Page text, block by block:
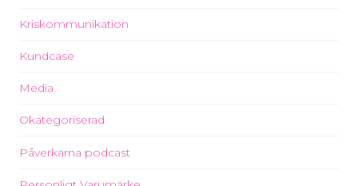
Kriskommunikation
Kundcase
Media
Okategoriserad
Påverkarna podcast